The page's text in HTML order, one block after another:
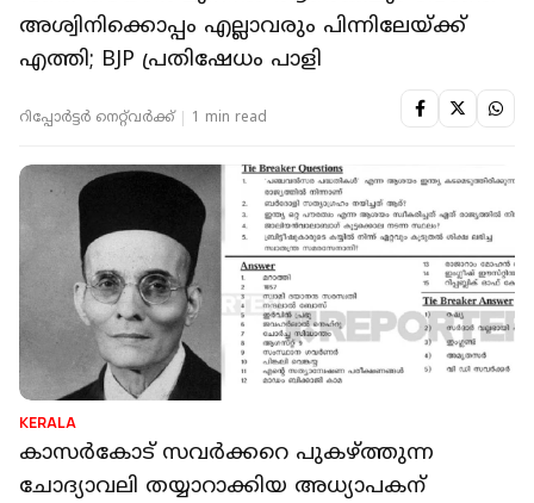
അശ്വിനിക്കൊപ്പം എല്ലാവരും പിന്നിലേയ്ക്ക്
എത്തി; BJP പ്രതിഷേധം പാളി
റിപ്പോർട്ടർ നെറ്റ്‌വര്‍ക്ക്‌ 1 min read
KERALA
കാസര്‍കോട് സവര്‍ക്കറെ പുകഴ്ത്തുന്ന
ചോദ്യാവലി തയ്യാറാക്കിയ അധ്യാപകന്